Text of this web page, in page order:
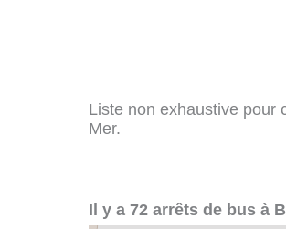
Liste non exhaustive pour
Mer.
Il y a 72 arrêts de bus à